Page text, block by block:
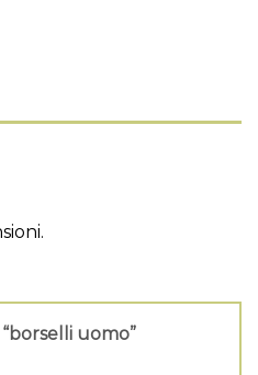
uomo”